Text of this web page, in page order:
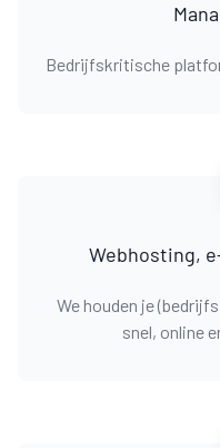
Bedrijfskritische
Webhosting,
We houden je
snel, online